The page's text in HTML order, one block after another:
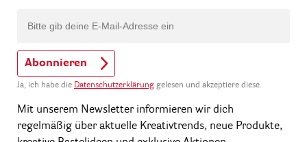
Abonnieren
Ja, ich habe die Datenschutzerklärung gelesen und akzeptiere diese.
Mit unserem Newsletter informieren wir dich
regelmäßig über aktuelle Kreativtrends, neue Produkte,